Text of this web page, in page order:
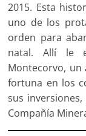
2015. Esta
uno de los
orden para
natal. Allí le
Montecorvo, un
fortuna en los
sus
Compañía